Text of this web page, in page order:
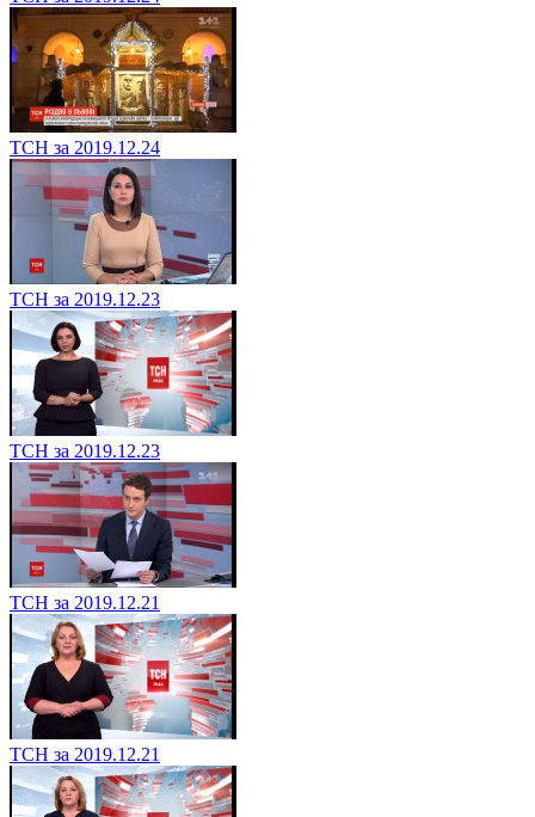
ТСН за 2019.12.24
ТСН за 2019.12.23
ТСН за 2019.12.23
ТСН за 2019.12.21
ТСН за 2019.12.21